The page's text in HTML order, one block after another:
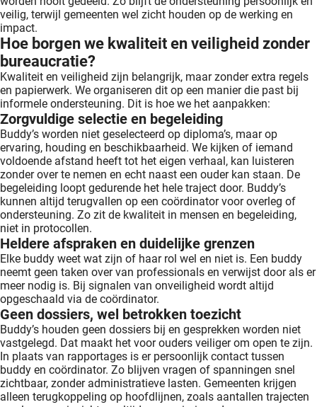
veilig, terwijl gemeenten wel zicht houden op de werking en
impact.
Hoe borgen we kwaliteit en veiligheid zonder
bureaucratie?
Kwaliteit en veiligheid zijn belangrijk, maar zonder extra regels
en papierwerk. We organiseren dit op een manier die past bij
informele ondersteuning. Dit is hoe we het aanpakken:
Zorgvuldige selectie en begeleiding
Buddy’s worden niet geselecteerd op diploma’s, maar op
ervaring, houding en beschikbaarheid. We kijken of iemand
voldoende afstand heeft tot het eigen verhaal, kan luisteren
zonder over te nemen en echt naast een ouder kan staan. De
begeleiding loopt gedurende het hele traject door. Buddy’s
kunnen altijd terugvallen op een coördinator voor overleg of
ondersteuning. Zo zit de kwaliteit in mensen en begeleiding,
niet in protocollen.
Heldere afspraken en duidelijke grenzen
Elke buddy weet wat zijn of haar rol wel en niet is. Een buddy
neemt geen taken over van professionals en verwijst door als er
meer nodig is. Bij signalen van onveiligheid wordt altijd
opgeschaald via de coördinator.
Geen dossiers, wel betrokken toezicht
Buddy’s houden geen dossiers bij en gesprekken worden niet
vastgelegd. Dat maakt het voor ouders veiliger om open te zijn.
In plaats van rapportages is er persoonlijk contact tussen
buddy en coördinator. Zo blijven vragen of spanningen snel
zichtbaar, zonder administratieve lasten. Gemeenten krijgen
alleen terugkoppeling op hoofdlijnen, zoals aantallen trajecten